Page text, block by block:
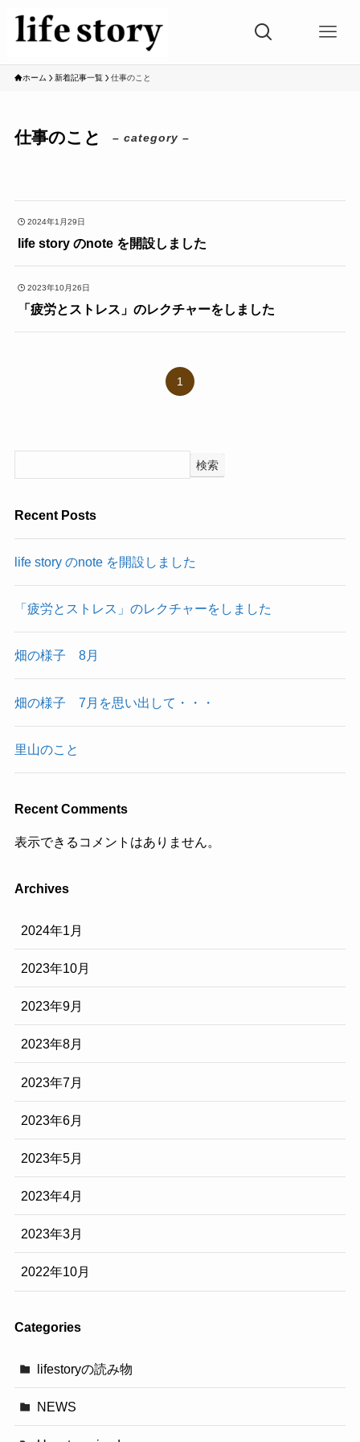
ホーム 新着記事一覧 仕事のこと
仕事のこと – category –
2024年1月29日
life story のnote を開設しました
2023年10月26日
「疲労とストレス」のレクチャーをしました
1
検索
Recent Posts
life story のnote を開設しました
「疲労とストレス」のレクチャーをしました
畑の様子 8月
畑の様子 7月を思い出して・・・
里山のこと
Recent Comments
表示できるコメントはありません。
Archives
2024年1月
2023年10月
2023年9月
2023年8月
2023年7月
2023年6月
2023年5月
2023年4月
2023年3月
2022年10月
Categories
lifestoryの読み物
NEWS